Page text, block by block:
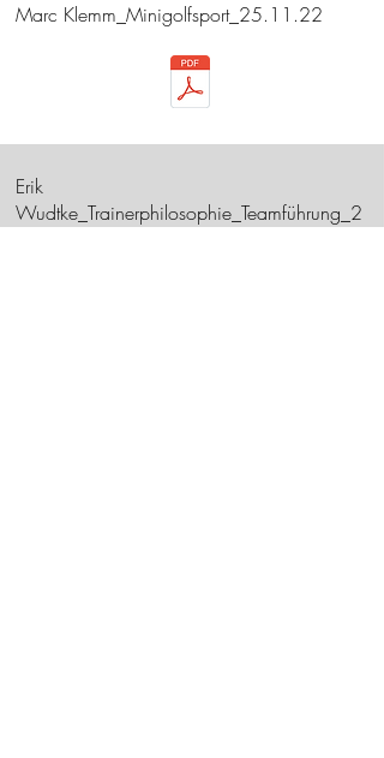
Marc Klemm_Minigolfsport_25.11.22
Erik
Wudtke_Trainerphilosophie_Teamführung_2